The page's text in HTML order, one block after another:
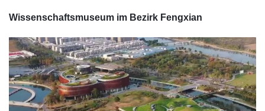
Wissenschaftsmuseum im Bezirk Fengxian